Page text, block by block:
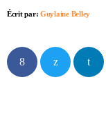
Écrit par:Guylaine Belley